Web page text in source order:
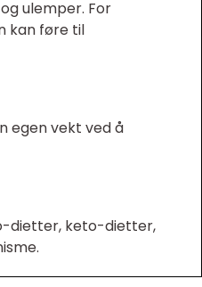
ulemper. For
kan føre til
egen vekt ved å
dietter, keto-dietter,